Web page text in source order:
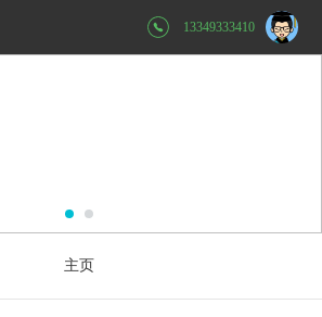
13349333410
主页